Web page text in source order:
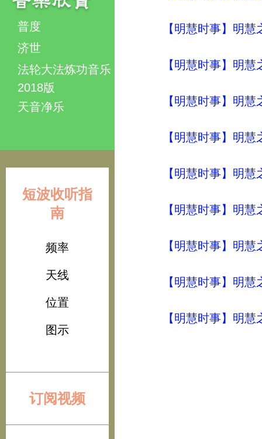
普度
济世
法轮大法炼功音乐
2018版
天音净乐
短波收听指
南
频率
天线
位置
图示
订阅视频
【明慧时事】明
【明慧时事】明
【明慧时事】明
【明慧时事】明
【明慧时事】明
【明慧时事】明
【明慧时事】明
【明慧时事】明
【明慧时事】明